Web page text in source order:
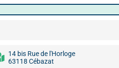
14 bis Rue de l'Horloge
63118 Cébazat